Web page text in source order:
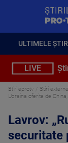
ULTIMELE
LIVE
Stirileprotv Stiri externe
Ucraina oferite de
Lavrov:
securitate